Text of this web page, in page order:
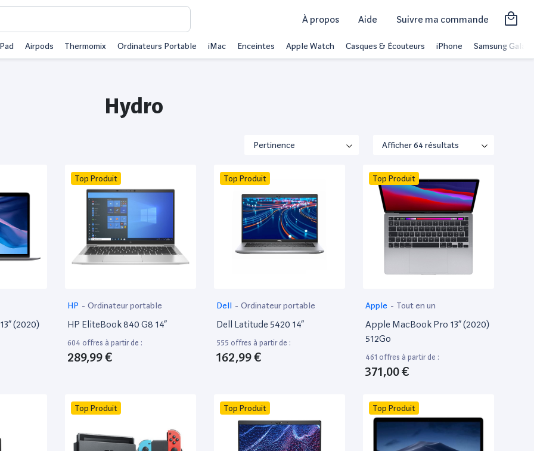
À propos Aide Suivre ma commande
Airpods Thermomix Ordinateurs Portable iMac Enceintes Apple Watch Casques & Écouteurs iPhone Samsung Galaxy
Hydro
(2020)
Top Produit
HP - Ordinateur portable
HP EliteBook 840 G8 14”
604 offres à partir de :
289,99 €
Top Produit
Dell - Ordinateur portable
Dell Latitude 5420 14”
555 offres à partir de :
162,99 €
Top Produit
Apple - Tout en un
Apple MacBook Pro 13” (2020)
512Go
461 offres à partir de :
371,00 €
Top Produit Top Produit Top Produit